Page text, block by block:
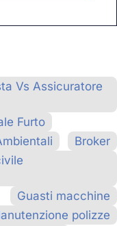
Vs Assicuratore
Furto
Broker
Guasti macchine
polizze